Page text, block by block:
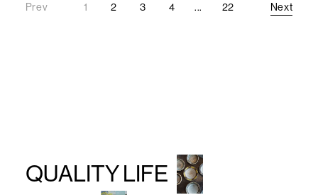
1 2 3 4 ... 22
Prev
Next
Next
QUALITY LIFE